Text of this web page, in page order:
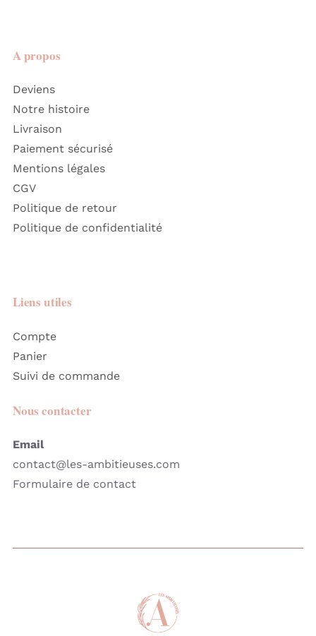
A propos
Deviens
Notre histoire
Livraison
Paiement sécurisé
Mentions légales
CGV
Politique de retour
Politique de confidentialité
Liens utiles
Compte
Panier
Suivi de commande
Nous contacter
Email
contact@les-ambitieuses.com
Formulaire de contact